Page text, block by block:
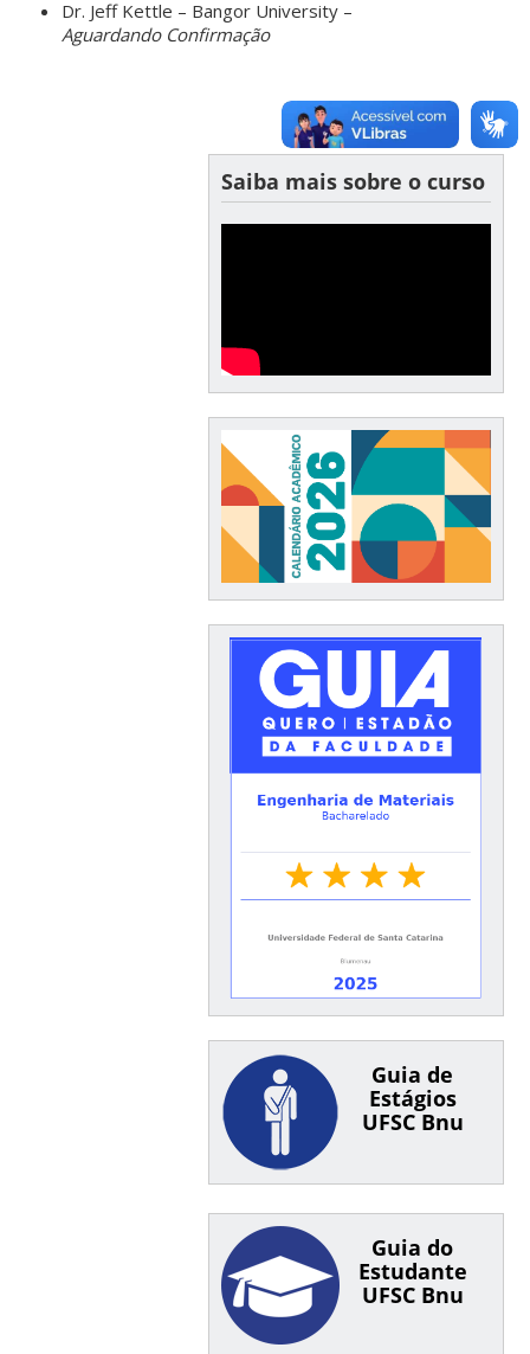
Dr. Jeff Kettle – Bangor University –
Aguardando Confirmação
Saiba mais sobre o curso
Guia de
Estágios
UFSC Bnu
Guia do
Estudante
UFSC Bnu